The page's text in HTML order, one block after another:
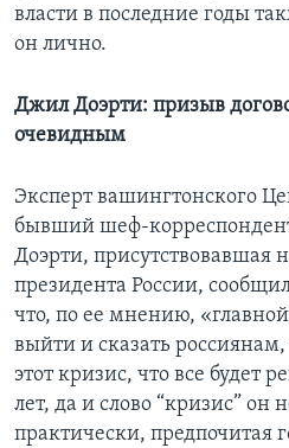
власти в последние годы
он лично.
Джил Доэрти: призыв
очевидным
Эксперт вашингтонского
бывший шеф-
Доэрти, присутствовавшая
президента России,
что, по ее мнению,
выйти и сказать россиянам,
этот кризис, что все будет
лет, да и слово “кризис” он
практически, предпочитая